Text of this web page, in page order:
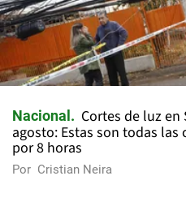
Nacional
Cortes de luz
agosto: Estas son todas
por 8 horas
Por Cristian Neira